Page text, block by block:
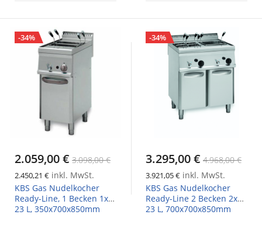
-34%
2.059,00 € 3.098,00 €
2.450,21 € inkl. MwSt.
KBS Gas Nudelkocher
Ready-Line, 1 Becken 1x
23 L, 350x700x850mm
-34%
3.295,00 € 4.968,00 €
3.921,05 € inkl. MwSt.
KBS Gas Nudelkocher
Ready-Line 2 Becken 2x
23 L, 700x700x850mm